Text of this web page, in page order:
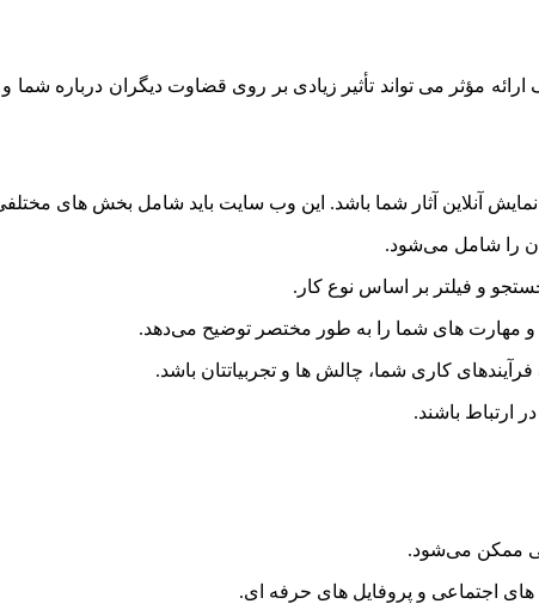
ارائه مؤثر می‌ تواند تأثیر زیادی بر روی قضاوت دیگران درباره
آنلاین آثار شما باشد. این وب‌ سایت باید شامل بخش‌ های
را شامل می‌شود.
و فیلتر بر اساس نوع کار.
مهارت‌ های شما را به‌ طور مختصر توضیح می‌دهد.
کاری شما، چالش‌ ها و تجربیاتتان باشد.
ارتباط باشند.
ممکن می‌شود.
اجتماعی و پروفایل‌ های حرفه‌ ای.